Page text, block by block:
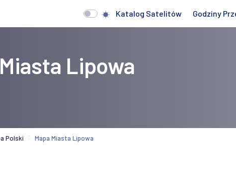
Katalog Satelitów Godziny
Lipowa
Polski Mapa Miasta Lipowa